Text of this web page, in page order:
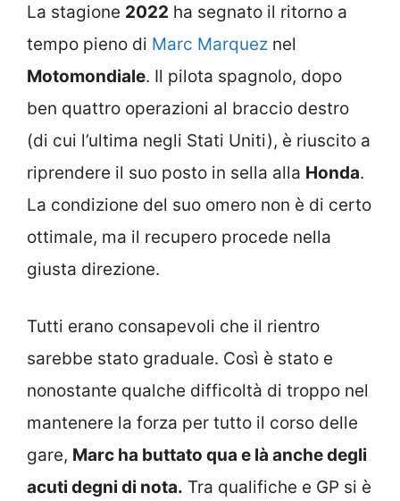
La stagione 2022 ha segnato il ritorno a
tempo pieno di Marc Marquez nel
Motomondiale. Il pilota spagnolo, dopo
ben quattro operazioni al braccio destro
(di cui l’ultima negli Stati Uniti), è riuscito a
riprendere il suo posto in sella alla Honda.
La condizione del suo omero non è di certo
ottimale, ma il recupero procede nella
giusta direzione.
Tutti erano consapevoli che il rientro
sarebbe stato graduale. Così è stato e
nonostante qualche difficoltà di troppo nel
mantenere la forza per tutto il corso delle
gare, Marc ha buttato qua e là anche degli
acuti degni di nota. Tra qualifiche e GP si è